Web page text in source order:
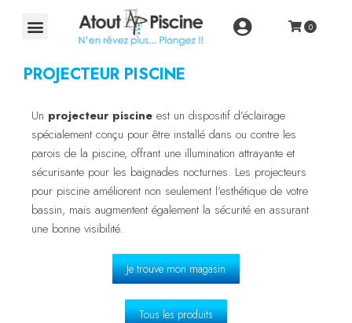
PROJECTEUR PISCINE
Un projecteur piscine est un dispositif d’éclairage
spécialement conçu pour être installé dans ou contre les
parois de la piscine, offrant une illumination attrayante et
sécurisante pour les baignades nocturnes. Les projecteurs
pour piscine améliorent non seulement l’esthétique de votre
bassin, mais augmentent également la sécurité en assurant
une bonne visibilité.
Je trouve mon magasin
Tous les produits